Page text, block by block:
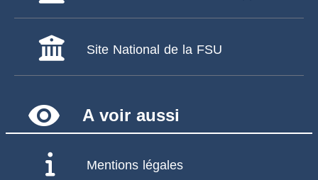
Site National de la FSU
remove_red_eye A voir aussi
Mentions légales